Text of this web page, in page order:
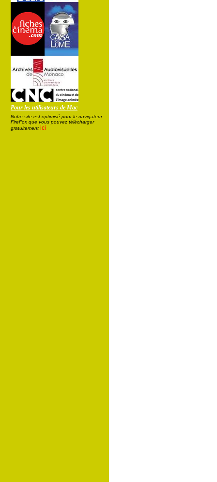
Pour les utilisateurs de Mac
Notre site est optimisé pour le navigateur
FireFox que vous pouvez télécharger
gratuitement ici